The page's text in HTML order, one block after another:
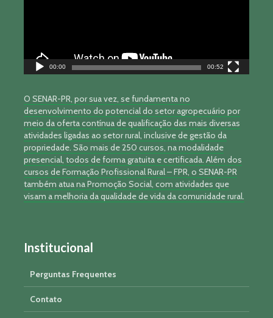
00:00 00:52
O SENAR-PR, por sua vez, se fundamenta no
desenvolvimento do potencial do setor agropecuário por
meio da oferta contínua de qualificação das mais diversas
atividades ligadas ao setor rural, inclusive de gestão da
propriedade. São mais de 250 cursos, na modalidade
presencial, todos de forma gratuita e certificada. Além dos
cursos de Formação Profissional Rural – FPR, o SENAR-PR
também atua na Promoção Social, com atividades que
visam a melhoria da qualidade de vida da comunidade rural.
Institucional
Perguntas Frequentes
Contato